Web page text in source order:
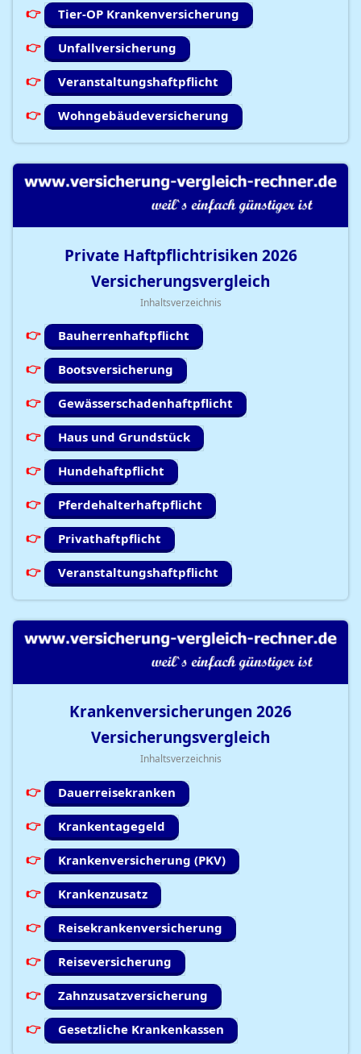
Tier-OP Krankenversicherung
Unfallversicherung
Veranstaltungshaftpflicht
Wohngebäudeversicherung
Private Haftpflichtrisiken 2026
Versicherungsvergleich
Inhaltsverzeichnis
Bauherrenhaftpflicht
Bootsversicherung
Gewässerschadenhaftpflicht
Haus und Grundstück
Hundehaftpflicht
Pferdehalterhaftpflicht
Privathaftpflicht
Veranstaltungshaftpflicht
Krankenversicherungen 2026
Versicherungsvergleich
Inhaltsverzeichnis
Dauerreisekranken
Krankentagegeld
Krankenversicherung (PKV)
Krankenzusatz
Reisekrankenversicherung
Reiseversicherung
Zahnzusatzversicherung
Gesetzliche Krankenkassen